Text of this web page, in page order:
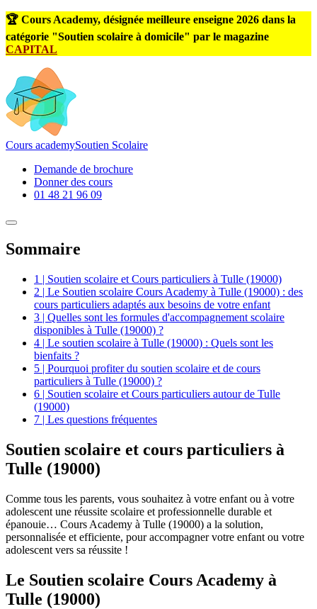
🏆 Cours Academy, désignée meilleure enseigne 2026 dans la
catégorie "Soutien scolaire à domicile" par le magazine
CAPITAL
Cours academySoutien Scolaire
Demande de brochure
Donner des cours
01 48 21 96 09
Sommaire
1 | Soutien scolaire et Cours particuliers à Tulle (19000)
2 | Le Soutien scolaire Cours Academy à Tulle (19000) : des
cours particuliers adaptés aux besoins de votre enfant
3 | Quelles sont les formules d'accompagnement scolaire
disponibles à Tulle (19000) ?
4 | Le soutien scolaire à Tulle (19000) : Quels sont les
bienfaits ?
5 | Pourquoi profiter du soutien scolaire et de cours
particuliers à Tulle (19000) ?
6 | Soutien scolaire et Cours particuliers autour de Tulle
(19000)
7 | Les questions fréquentes
Soutien scolaire et cours particuliers à
Tulle (19000)
Comme tous les parents, vous souhaitez à votre enfant ou à votre
adolescent une réussite scolaire et professionnelle durable et
épanouie… Cours Academy à Tulle (19000) a la solution,
personnalisée et efficiente, pour accompagner votre enfant ou votre
adolescent vers sa réussite !
Le Soutien scolaire Cours Academy à
Tulle (19000)